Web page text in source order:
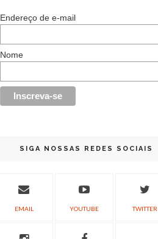
Endereço de e-mail
Nome
SIGA NOSSAS REDES SOCIAIS
EMAIL YOUTUBE TWITTER